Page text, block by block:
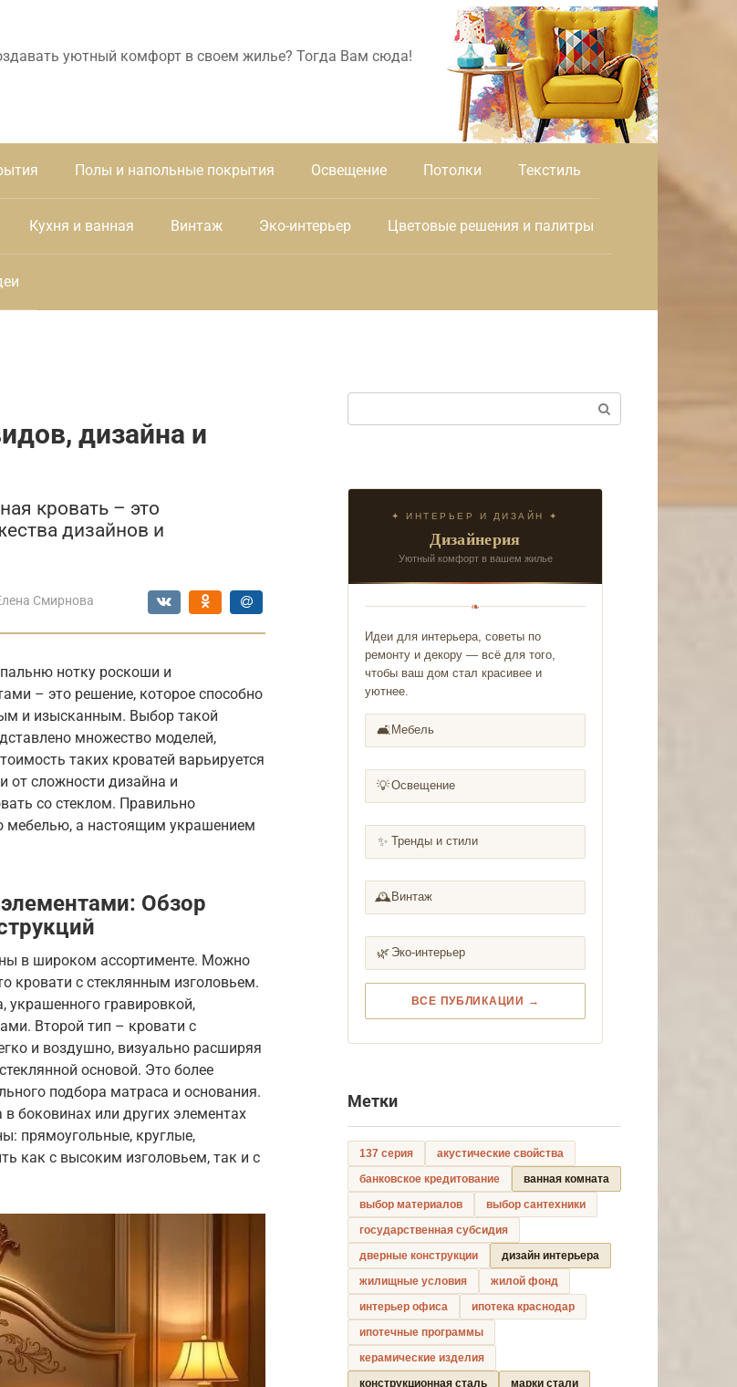
уютный комфорт в своем жилье? Тогда Вам сюда!
Полы и напольные покрытия Освещение Потолки Текстиль
Кухня и ванная Винтаж Эко-интерьер Цветовые решения и палитры
дизайна и
кровать – это
дизайнов и
Смирнова
нотку роскоши и
– это решение, которое способно
и изысканным. Выбор такой
множество моделей,
таких кроватей варьируется
от сложности дизайна и
со стеклом. Правильно
мебелью, а настоящим украшением
Обзор
в широком ассортименте. Можно
кровати с стеклянным изголовьем.
украшенного гравировкой,
Второй тип – кровати с
и воздушно, визуально расширяя
основой. Это более
подбора матраса и основания.
боковинах или других элементах
прямоугольные, круглые,
как с высоким изголовьем, так и с
✦ ИНТЕРЬЕР И ДИЗАЙН ✦
Дизайнерия
Уютный комфорт в вашем жилье
❧
Идеи для интерьера, советы по
ремонту и декору — всё для того,
чтобы ваш дом стал красивее и
уютнее.
🛋️ Мебель
💡Освещение
✨ Тренды и стили
🕰️ Винтаж
🌿 Эко-интерьер
ВСЕ ПУБЛИКАЦИИ →
Метки
137 серия
акустические свойства
банковское кредитование
ванная комната
выбор материалов
выбор сантехники
государственная субсидия
дверные конструкции
дизайн интерьера
жилищные условия
жилой фонд
интерьер офиса
ипотека краснодар
ипотечные программы
керамические изделия
конструкционная сталь
марки стали